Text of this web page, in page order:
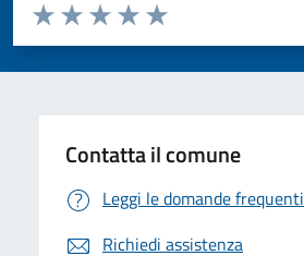
Valuta da 1 a 5 stelle la pagina
Valuta 5 stelle su 5
Valuta 4 stelle su 5
Valuta 3 stelle su 5
Valuta 2 stelle su 5
Valuta 1 stelle su 5
Contatta il comune
Leggi le domande frequenti
Richiedi assistenza